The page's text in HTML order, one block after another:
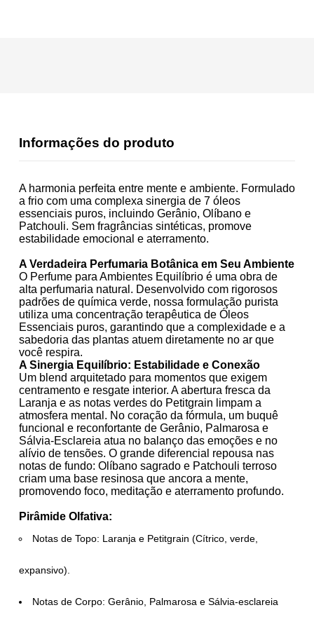
Informações do produto
A harmonia perfeita entre mente e ambiente. Formulado
a frio com uma complexa sinergia de 7 óleos
essenciais puros, incluindo Gerânio, Olíbano e
Patchouli. Sem fragrâncias sintéticas, promove
estabilidade emocional e aterramento.
A Verdadeira Perfumaria Botânica em Seu Ambiente
O Perfume para Ambientes Equilíbrio é uma obra de
alta perfumaria natural. Desenvolvido com rigorosos
padrões de química verde, nossa formulação purista
utiliza uma concentração terapêutica de Óleos
Essenciais puros, garantindo que a complexidade e a
sabedoria das plantas atuem diretamente no ar que
você respira.
A Sinergia Equilíbrio: Estabilidade e Conexão
Um blend arquitetado para momentos que exigem
centramento e resgate interior. A abertura fresca da
Laranja e as notas verdes do Petitgrain limpam a
atmosfera mental. No coração da fórmula, um buquê
funcional e reconfortante de Gerânio, Palmarosa e
Sálvia-Esclareia atua no balanço das emoções e no
alívio de tensões. O grande diferencial repousa nas
notas de fundo: Olíbano sagrado e Patchouli terroso
criam uma base resinosa que ancora a mente,
promovendo foco, meditação e aterramento profundo.
Pirâmide Olfativa:
Notas de Topo: Laranja e Petitgrain (Cítrico, verde,
expansivo).
Notas de Corpo: Gerânio, Palmarosa e Sálvia-esclareia